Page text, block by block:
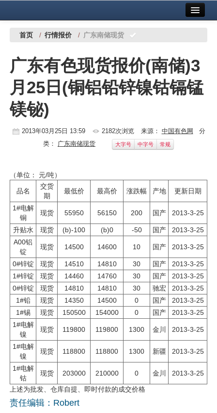
中国有色金属报社主办 广告服务
铜镍铅锌
铝
稀有稀土
有色市场
地矿 建设
党建工作
企业文化
《资源再生》杂志
行情报价
数字报
首页 / 行情报价 / 广东南储现货
广东有色现货报价(南储)3
月25日(铜铝铅锌镍钴镉锰
镁铋)
2013年03月25日 13:59 2182次浏览 来源： 中国有色网 分
类： 广东南储现货 大字号 中字号 常规
（单位： 元/吨）
品名
交货
期
最低价 最高价 涨跌幅 产地 更新日期
1#电解
铜
现货 55950 56150 200 国产 2013-3-25
升贴水 现货 (b)-100 (b)0 -50 国产
2013-3-25
A00铝
锭
现货 14500 14600 10 国产 2013-3-25
0#锌锭 现货 14510 14810 30 国产
2013-3-25
1#锌锭
现货 14460 14760 30 国产
2013-3-25
0#锌锭
现货 14810 14810 30 驰宏
2013-3-25
1#铅
现货 14350 14500 0 国产
2013-3-25
1#锡
现货 150500 154000 0 国产
2013-3-25
1#电解
镍
现货 119800 119800 1300 金川 2013-3-25
1#电解
镍
现货 118800 118800 1300 新疆 2013-3-25
1#电解
钴
现货 203000 210000 0 金川 2013-3-25
上述为批发、仓库自提、即时付款的成交价格
责任编辑：Robert